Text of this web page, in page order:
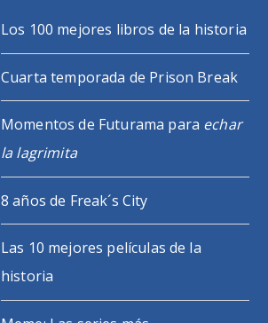
Los 100 mejores libros de la historia
Cuarta temporada de Prison Break
Momentos de Futurama para echar
la lagrimita
8 años de Freak´s City
Las 10 mejores películas de la
historia